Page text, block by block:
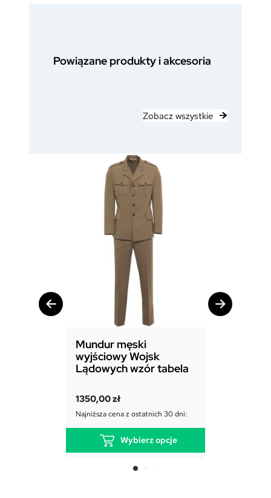
Powiązane produkty i akcesoria
Zobacz wszystkie
Mundur męski
wyjściowy Wojsk
Lądowych wzór tabela
1350,00zł
Najniższa cena z ostatnich 30 dni:
Wybierz opcje
e